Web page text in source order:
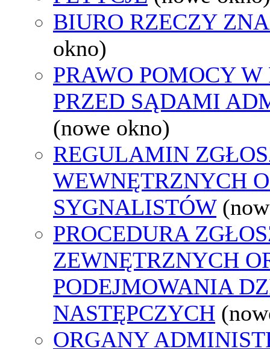
BIURO RZECZY
okno)
PRAWO POMOCY
PRZED SĄDAMI
(nowe okno)
REGULAMIN
WEWNĘTRZNYCH
SYGNALISTÓW
PROCEDURA
ZEWNĘTRZNYCH
PODEJMOWANIA
NASTĘPCZYCH
ORGANY